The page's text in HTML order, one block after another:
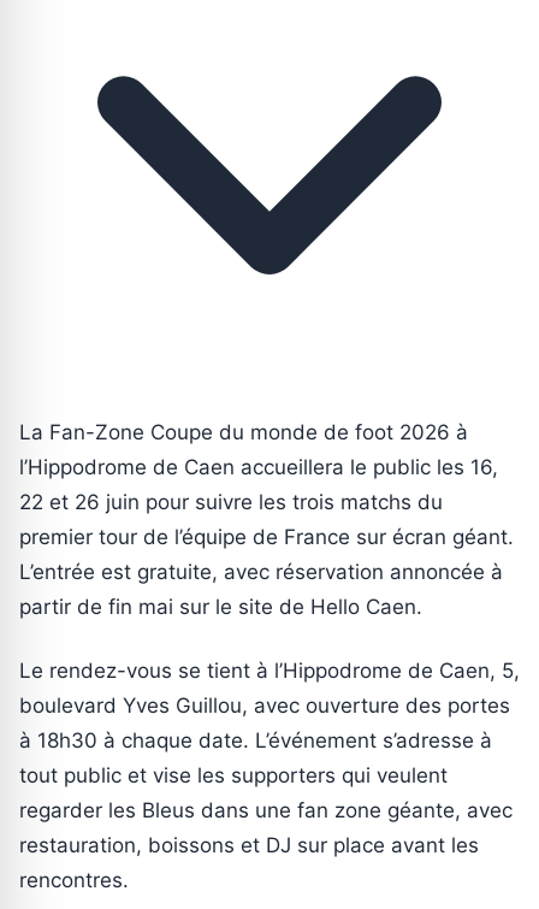
La Fan-Zone Coupe du monde de foot 2026 à
l’Hippodrome de Caen accueillera le public les 16,
22 et 26 juin pour suivre les trois matchs du
premier tour de l’équipe de France sur écran géant.
L’entrée est gratuite, avec réservation annoncée à
partir de fin mai sur le site de Hello Caen.
Le rendez-vous se tient à l’Hippodrome de Caen, 5,
boulevard Yves Guillou, avec ouverture des portes
à 18h30 à chaque date. L’événement s’adresse à
tout public et vise les supporters qui veulent
regarder les Bleus dans une fan zone géante, avec
restauration, boissons et DJ sur place avant les
rencontres.